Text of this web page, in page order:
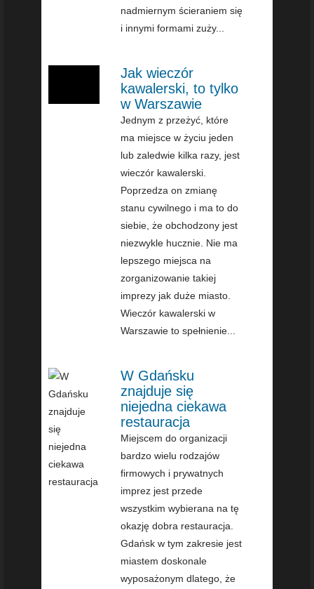
nadmiernym ścieraniem się
i innymi formami zuży...
Jak wieczór
kawalerski, to tylko
w Warszawie
Jednym z przeżyć, które
ma miejsce w życiu jeden
lub zaledwie kilka razy, jest
wieczór kawalerski.
Poprzedza on zmianę
stanu cywilnego i ma to do
siebie, że obchodzony jest
niezwykle hucznie. Nie ma
lepszego miejsca na
zorganizowanie takiej
imprezy jak duże miasto.
Wieczór kawalerski w
Warszawie to spełnienie...
W Gdańsku
znajduje się
niejedna ciekawa
restauracja
Miejscem do organizacji
bardzo wielu rodzajów
firmowych i prywatnych
imprez jest przede
wszystkim wybierana na tę
okazję dobra restauracja.
Gdańsk w tym zakresie jest
miastem doskonale
wyposażonym dlatego, że